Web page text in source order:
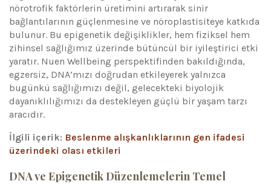
nörotrofik faktörlerin üretimini artırarak sinir
bağlantılarının güçlenmesine ve nöroplastisiteye katkıda
bulunur. Bu epigenetik değişiklikler, hem fiziksel hem
zihinsel sağlığımız üzerinde bütüncül bir iyileştirici etki
yaratır. Nuen Wellbeing perspektifinden bakıldığında,
egzersiz, DNA’mızı doğrudan etkileyerek yalnızca
bugünkü sağlığımızı değil, gelecekteki biyolojik
dayanıklılığımızı da destekleyen güçlü bir yaşam tarzı
aracıdır.
İlgili içerik: Beslenme alışkanlıklarının gen ifadesi
üzerindeki olası etkileri
DNA ve Epigenetik Düzenlemelerin Temel